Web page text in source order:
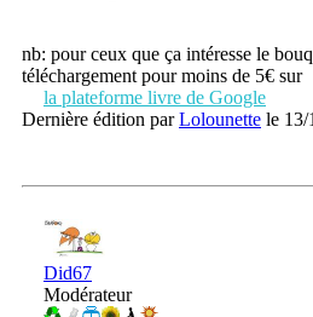
nb: pour ceux que ça intéresse le
téléchargement pour moins de 5€ sur
la plateforme livre de Google
Dernière édition parLolounette le 13/
Did67
Modérateur